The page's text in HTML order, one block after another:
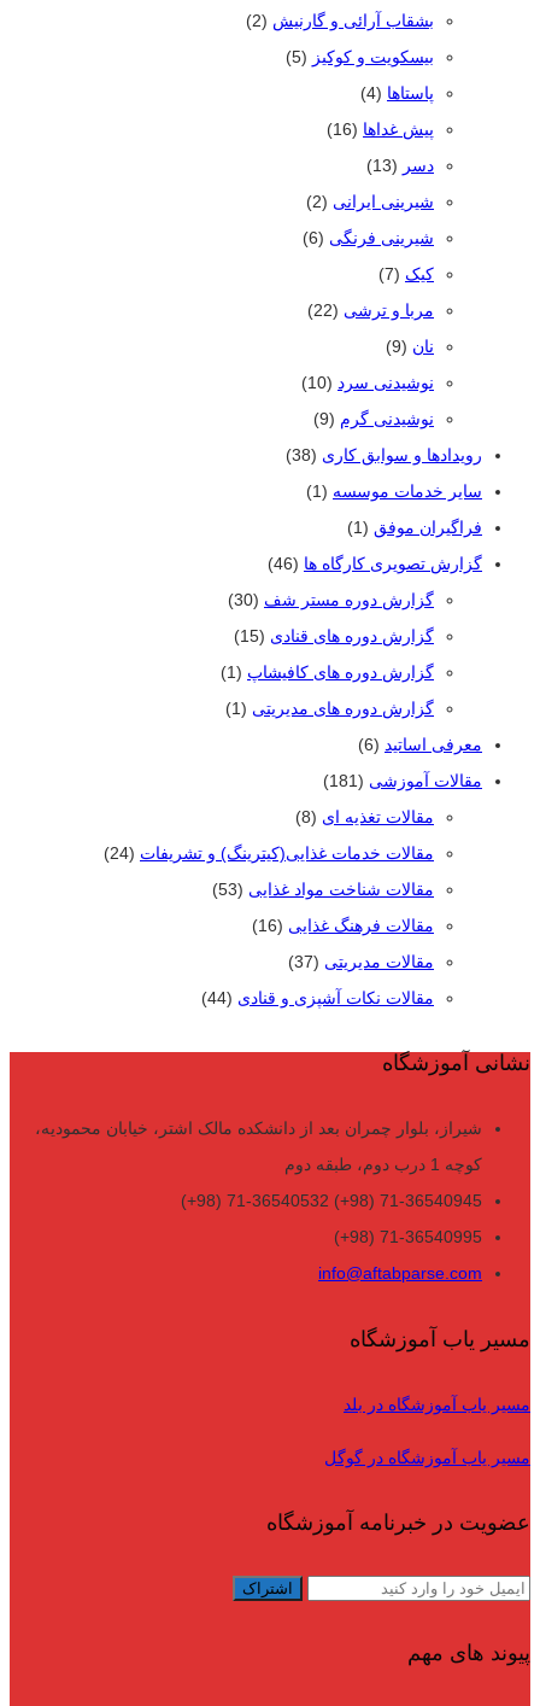
بشقاب آرائی و گارنیش (2)
بیسکویت و کوکیز (5)
پاستاها (4)
پیش غداها (16)
دسر (13)
شیرینی ایرانی (2)
شیرینی فرنگی (6)
کیک (7)
مربا و ترشی (22)
نان (9)
نوشیدنی سرد (10)
نوشیدنی گرم (9)
رویدادها و سوابق کاری (38)
سایر خدمات موسسه (1)
فراگیران موفق (1)
گزارش تصویری کارگاه ها (46)
گزارش دوره مستر شف (30)
گزارش دوره های قنادی (15)
گزارش دوره های کافیشاپ (1)
گزارش دوره های مدیریتی (1)
معرفی اساتید (6)
مقالات آموزشی (181)
مقالات تغذیه ای (8)
مقالات خدمات غذایی(کیترینگ) و تشریفات (24)
مقالات شناخت مواد غذایی (53)
مقالات فرهنگ غذایی (16)
مقالات مدیریتی (37)
مقالات نکات آشپزی و قنادی (44)
نشانی آموزشگاه
شیراز، بلوار چمران بعد از دانشکده مالک اشتر، خیابان محمودیه،
کوچه 1 درب دوم، طبقه دوم
71-36540945 (98+) 71-36540532 (98+)
71-36540995 (98+)
info@aftabparse.com
مسیر یاب آموزشگاه
مسیر یاب آموزشگاه در بلد
مسیر یاب آموزشگاه در گوگل
عضویت در خبرنامه آموزشگاه
پیوند های مهم